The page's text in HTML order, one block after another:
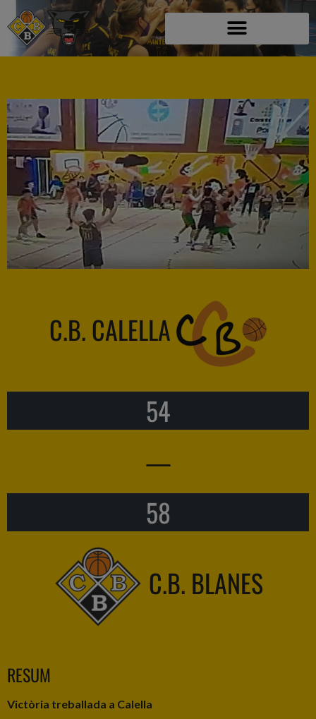
C.B. CALELLA
54
—
58
C.B. BLANES
RESUM
Victòria treballada a Calella